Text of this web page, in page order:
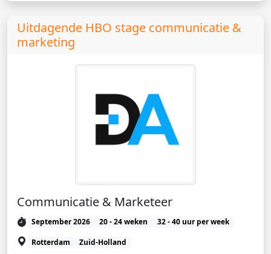
Uitdagende HBO stage communicatie &
marketing
Communicatie & Marketeer
September 2026 20 - 24 weken
32 - 40 uur per week
Rotterdam
Zuid-Holland